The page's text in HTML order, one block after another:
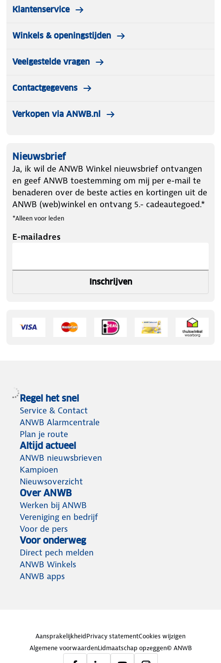
en minder te wassen.
Let op kleding mag worden gepast maar niet
worden niet terug genomen.
Klantenservice
Winkels & openingstijden
Veelgestelde vragen
Contactgegevens
Verkopen via ANWB.nl
Nieuwsbrief
Ja, ik wil de ANWB Winkel nieuwsbrief ontvangen
en geef ANWB toestemming om mij per e-mail te
benaderen over de beste acties en kortingen uit de
ANWB (web)winkel en ontvang 5.- cadeautegoed.*
*Alleen voor leden
E-mailadres
Inschrijven
Regel het snel
Service & Contact
ANWB Alarmcentrale
Plan je route
Altijd actueel
ANWB nieuwsbrieven
Kampioen
Nieuwsoverzicht
Over ANWB
Werken bij ANWB
Vereniging en bedrijf
Voor de pers
Voor onderweg
Direct pech melden
ANWB Winkels
ANWB apps
AansprakelijkheidPrivacy statementCookies wijzigen
Algemene voorwaardenLidmaatschap opzeggen© ANWB